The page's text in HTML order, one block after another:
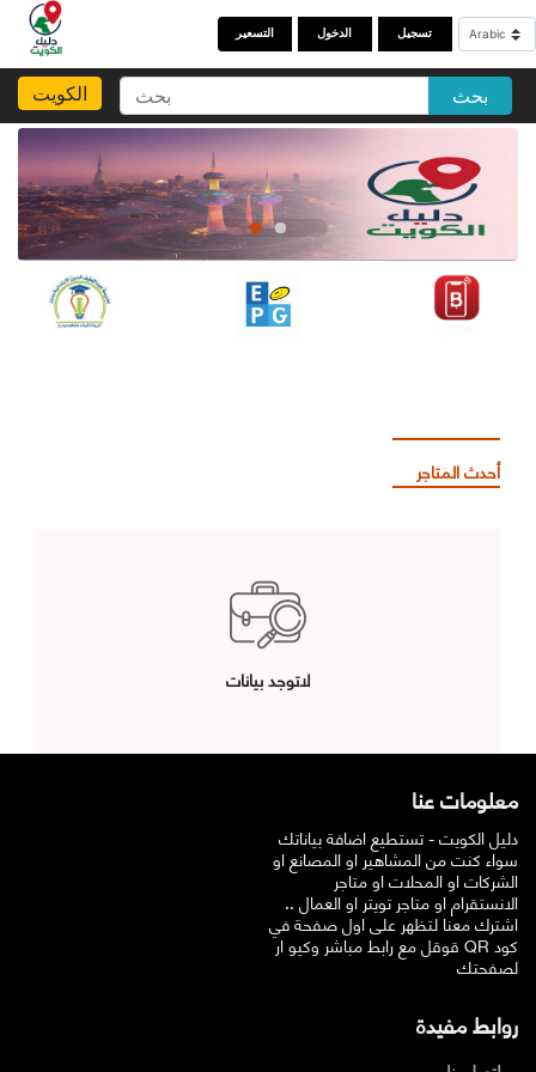
التسعير الدخول تسجيل
الكويت بحث
أحدث المتاجر
لاتوجد بيانات
معلومات عنا
دليل الكويت - تستطيع اضافة بياناتك
سواء كنت من المشاهير او المصانع او
الشركات او المحلات او متاجر
الانستقرام او متاجر تويتر او العمال ..
اشترك معنا لتظهر على اول صفحة في
قوقل مع رابط مباشر وكيو ار QR كود
لصفحتك
روابط مفيدة